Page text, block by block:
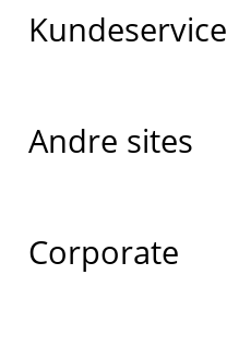
Kundeservice
Andre sites
Corporate